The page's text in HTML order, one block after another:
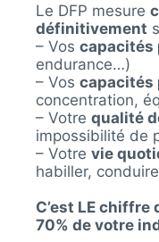
Le DFP mesure
définitivement
– Vos capacités
endurance…)
– Vos capacités
concentration,
– Votre qualité
impossibilité de
– Votre vie
habiller,
C’est LE
70% de votre